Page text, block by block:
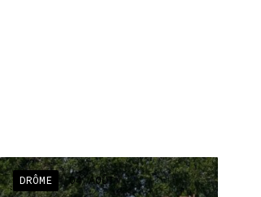
DRÔME 04 AOÛT